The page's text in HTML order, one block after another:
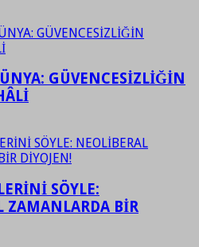
GÜVENCESİZLİĞİN
SÖYLE:
ZAMANLARDA BİR